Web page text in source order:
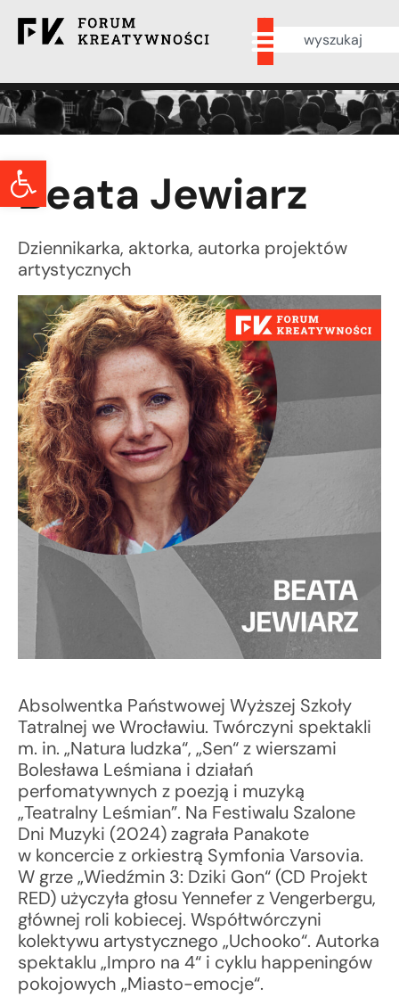
Otwórz pasek narzędzi
Beata Jewiarz
Dziennikarka, aktorka, autorka projektów
artystycznych
Absolwentka Państwowej Wyższej Szkoły
Tatralnej we Wrocławiu. Twórczyni spektakli
m. in. „Natura ludzka“, „Sen“ z wierszami
Bolesława Leśmiana i działań
perfomatywnych z poezją i muzyką
„Teatralny Leśmian”. Na Festiwalu Szalone
Dni Muzyki (2024) zagrała Panakote
w koncercie z orkiestrą Symfonia Varsovia.
W grze „Wiedźmin 3: Dziki Gon“ (CD Projekt
RED) użyczyła głosu Yennefer z Vengerbergu,
głównej roli kobiecej. Współtwórczyni
kolektywu artystycznego „Uchooko“. Autorka
spektaklu „Impro na 4“ i cyklu happeningów
pokojowych „Miasto-emocje“.